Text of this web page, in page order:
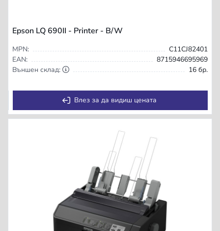
Epson LQ 690II - Printer - B/W
MPN:
C11CJ82401
EAN:
8715946695969
Външен склад:
16 бр.
Влез за да видиш цената